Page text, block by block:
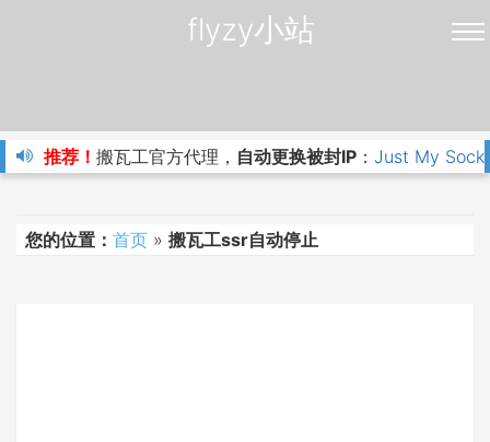
flyzy小站
推荐！ 搬瓦工官方代理， 自动更换被封IP ： Just My
您的位置： 首页 » 搬瓦工ssr自动停止